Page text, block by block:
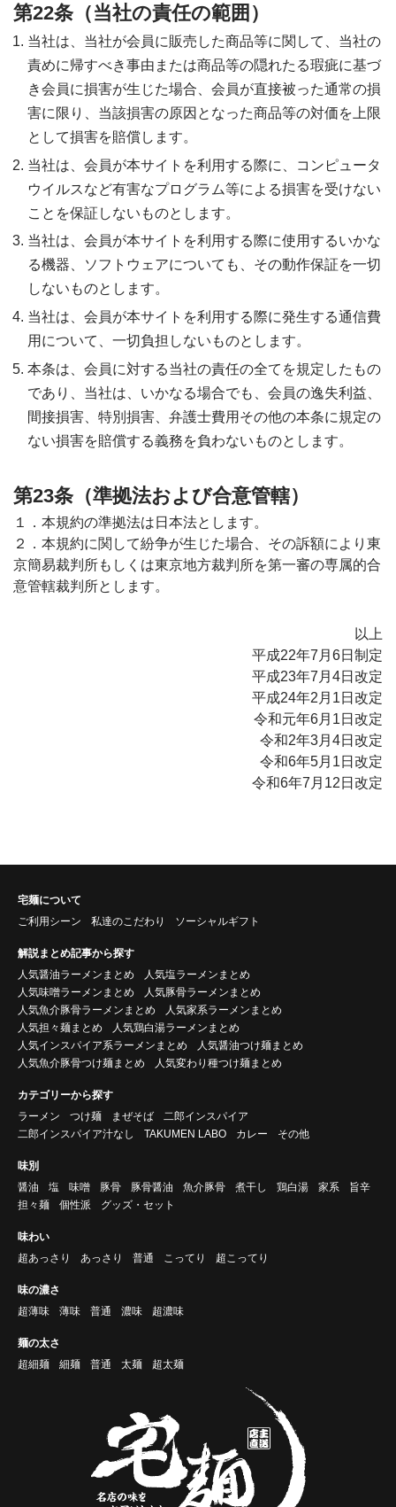
第22条（当社の責任の範囲）
当社は、当社が会員に販売した商品等に関して、当社の
責めに帰すべき事由または商品等の隠れたる瑕疵に基づ
き会員に損害が生じた場合、会員が直接被った通常の損
害に限り、当該損害の原因となった商品等の対価を上限
として損害を賠償します。
当社は、会員が本サイトを利用する際に、コンピュータ
ウイルスなど有害なプログラム等による損害を受けない
ことを保証しないものとします。
当社は、会員が本サイトを利用する際に使用するいかな
る機器、ソフトウェアについても、その動作保証を一切
しないものとします。
当社は、会員が本サイトを利用する際に発生する通信費
用について、一切負担しないものとします。
本条は、会員に対する当社の責任の全てを規定したもの
であり、当社は、いかなる場合でも、会員の逸失利益、
間接損害、特別損害、弁護士費用その他の本条に規定の
ない損害を賠償する義務を負わないものとします。
第23条（準拠法および合意管轄）
１．本規約の準拠法は日本法とします。
２．本規約に関して紛争が生じた場合、その訴額により東
京簡易裁判所もしくは東京地方裁判所を第一審の専属的合
意管轄裁判所とします。
以上
平成22年7月6日制定
平成23年7月4日改定
平成24年2月1日改定
令和元年6月1日改定
令和2年3月4日改定
令和6年5月1日改定
令和6年7月12日改定
宅麺について
ご利用シーン
私達のこだわり ソーシャルギフト
解説まとめ記事から探す
人気醤油ラーメンまとめ
人気塩ラーメンまとめ
人気味噌ラーメンまとめ
人気豚骨ラーメンまとめ
人気魚介豚骨ラーメンまとめ
人気家系ラーメンまとめ
人気担々麺まとめ
人気鶏白湯ラーメンまとめ
人気インスパイア系ラーメンまとめ
人気醤油つけ麺まとめ
人気魚介豚骨つけ麺まとめ
人気変わり種つけ麺まとめ
カテゴリーから探す
ラーメン
つけ麺 まぜそば
二郎インスパイア
二郎インスパイア汁なし
TAKUMEN LABO カレー その他
味別
醤油
塩 味噌 豚骨 豚骨醤油 魚介豚骨 煮干し 鶏白湯 家系
旨辛
担々麺
個性派 グッズ・セット
味わい
超あっさり
あっさり 普通 こってり 超こってり
味の濃さ
超薄味
薄味 普通 濃味 超濃味
麺の太さ
超細麺
細麺 普通 太麺 超太麺